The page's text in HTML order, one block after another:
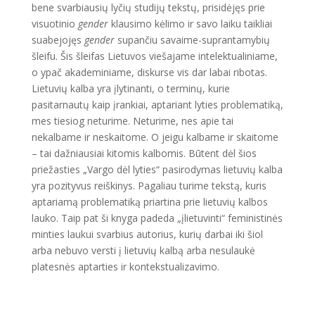
bene svarbiausių lyčių studijų tekstų, prisidėjęs prie
visuotinio genderklausimo kėlimo ir savo laiku taikliai
suabejojęs gendersupančiu savaime-suprantamybių
šleifu. Šis šleifas Lietuvos viešajame intelektualiniame,
o ypač akademiniame, diskurse vis dar labai ribotas.
Lietuvių kalba yra įlytinanti, o terminų, kurie
pasitarnautų kaip įrankiai, aptariant lyties problematiką,
mes tiesiog neturime. Neturime, nes apie tai
nekalbame ir neskaitome. O jeigu kalbame ir skaitome
– tai dažniausiai kitomis kalbomis. Būtent dėl šios
priežasties „Vargo dėl lyties“ pasirodymas lietuvių kalba
yra pozityvus reiškinys. Pagaliau turime tekstą, kuris
aptariamą problematiką priartina prie lietuvių kalbos
lauko. Taip pat ši knyga padeda „įlietuvinti“ feministinės
minties laukui svarbius autorius, kurių darbai iki šiol
arba nebuvo versti į lietuvių kalbą arba nesulaukė
platesnės aptarties ir kontekstualizavimo.